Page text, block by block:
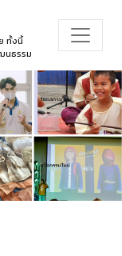
ทั้งนี้
นธรรม